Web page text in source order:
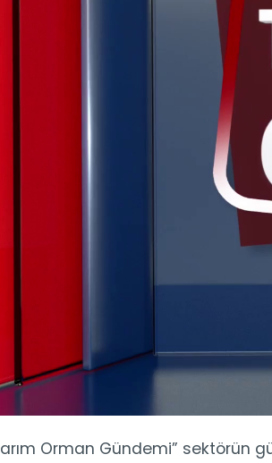
Orman Gündemi” sektörün